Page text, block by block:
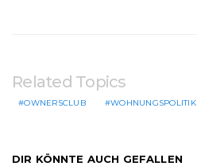
Related Topics
OWNERSCLUB WOHNUNGSPOLITIK
DIR KÖNNTE AUCH GEFALLEN